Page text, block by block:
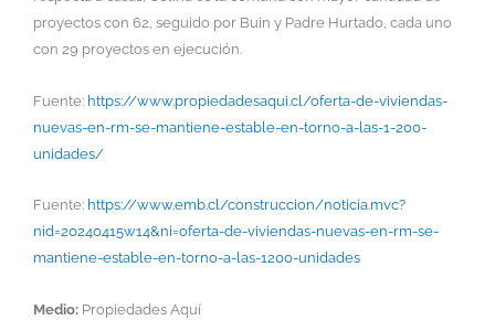
proyectos con 62, seguido por Buin y Padre Hurtado, cada uno
con 29 proyectos en ejecución.
Fuente: https://www.propiedadesaqui.cl/oferta-de-viviendas-
nuevas-en-rm-se-mantiene-estable-en-torno-a-las-1-200-
unidades/
Fuente: https://www.emb.cl/construccion/noticia.mvc?
nid=20240415w14&ni=oferta-de-viviendas-nuevas-en-rm-se-
mantiene-estable-en-torno-a-las-1200-unidades
Medio: Propiedades Aquí